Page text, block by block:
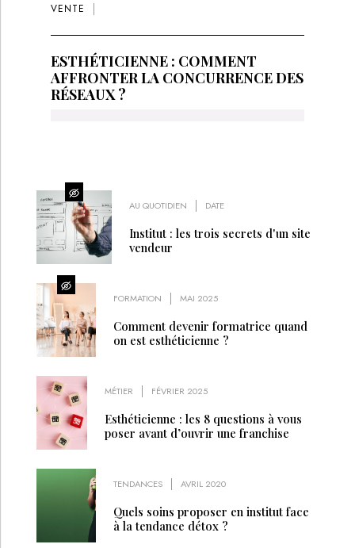
VENTE
ESTHÉTICIENNE : COMMENT
AFFRONTER LA CONCURRENCE DES
RÉSEAUX ?
AU QUOTIDIEN DATE
Institut : les trois secrets d'un site
vendeur
FORMATION MAI 2025
Comment devenir formatrice quand
on est esthéticienne ?
MÉTIER FÉVRIER 2025
Esthéticienne : les 8 questions à vous
poser avant d’ouvrir une franchise
TENDANCES AVRIL 2020
Quels soins proposer en institut face
à la tendance détox ?